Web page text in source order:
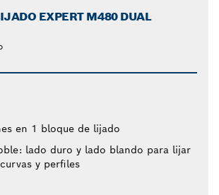
EXPERT M480 DUAL
en 1 bloque de lijado
lado duro y lado blando para lijar
y perfiles